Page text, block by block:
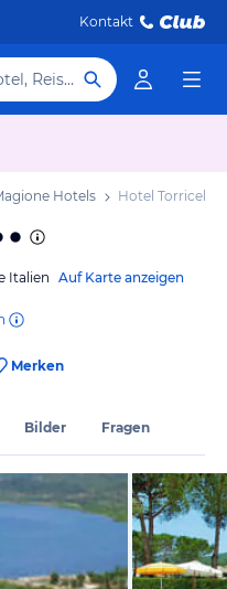
Kontakt
Hotel, Reiseziel
Hotels Hotel Torricella
Italien Auf Karte anzeigen
Merken
Bilder Fragen